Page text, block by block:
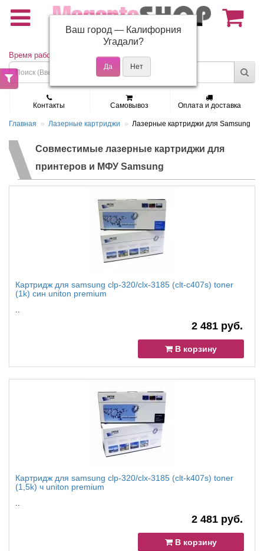
(495) 150-01-37
Время работы: Пн - Пт 9:30 - 19:00
Контакты Самовывоз Оплата и доставка
Главная Лазерные картриджи Лазерные картриджи для Samsung
Совместимые лазерные картриджи для
принтеров и МФУ Samsung
Картридж для samsung clp-320/clx-3185 (clt-c407s) toner
(1k) син uniton premium
..
2 481 руб.
В корзину
Картридж для samsung clp-320/clx-3185 (clt-k407s) toner
(1,5k) ч uniton premium
..
2 481 руб.
В корзину
Ваш город — Калифорния
Угадали?